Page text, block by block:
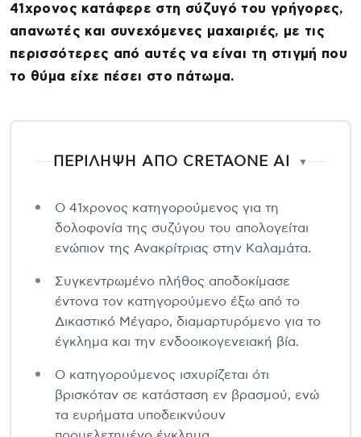
41χρονος κατάφερε στη σύζυγό του γρήγορες,
απανωτές και συνεχόμενες μαχαιριές, με τις
περισσότερες από αυτές να είναι τη στιγμή που
το θύμα είχε πέσει στο πάτωμα.
ΠΕΡΙΛΗΨΗ ΑΠΟ CRETAONE AI ▼
Ο 41χρονος κατηγορούμενος για τη
δολοφονία της συζύγου του απολογείται
ενώπιον της Ανακρίτριας στην Καλαμάτα.
Συγκεντρωμένο πλήθος αποδοκίμασε
έντονα τον κατηγορούμενο έξω από το
Δικαστικό Μέγαρο, διαμαρτυρόμενο για το
έγκλημα και την ενδοοικογενειακή βία.
Ο κατηγορούμενος ισχυρίζεται ότι
βρισκόταν σε κατάσταση εν βρασμού, ενώ
τα ευρήματα υποδεικνύουν